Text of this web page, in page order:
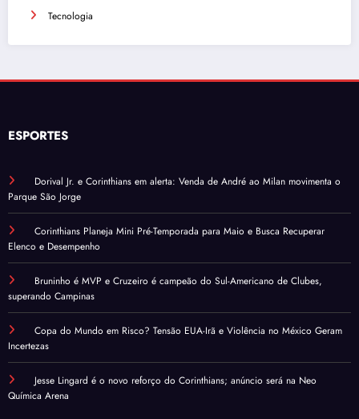
Tecnologia
ESPORTES
Dorival Jr. e Corinthians em alerta: Venda de André ao Milan movimenta o
Parque São Jorge
Corinthians Planeja Mini Pré-Temporada para Maio e Busca Recuperar
Elenco e Desempenho
Bruninho é MVP e Cruzeiro é campeão do Sul-Americano de Clubes,
superando Campinas
Copa do Mundo em Risco? Tensão EUA-Irã e Violência no México Geram
Incertezas
Jesse Lingard é o novo reforço do Corinthians; anúncio será na Neo
Química Arena